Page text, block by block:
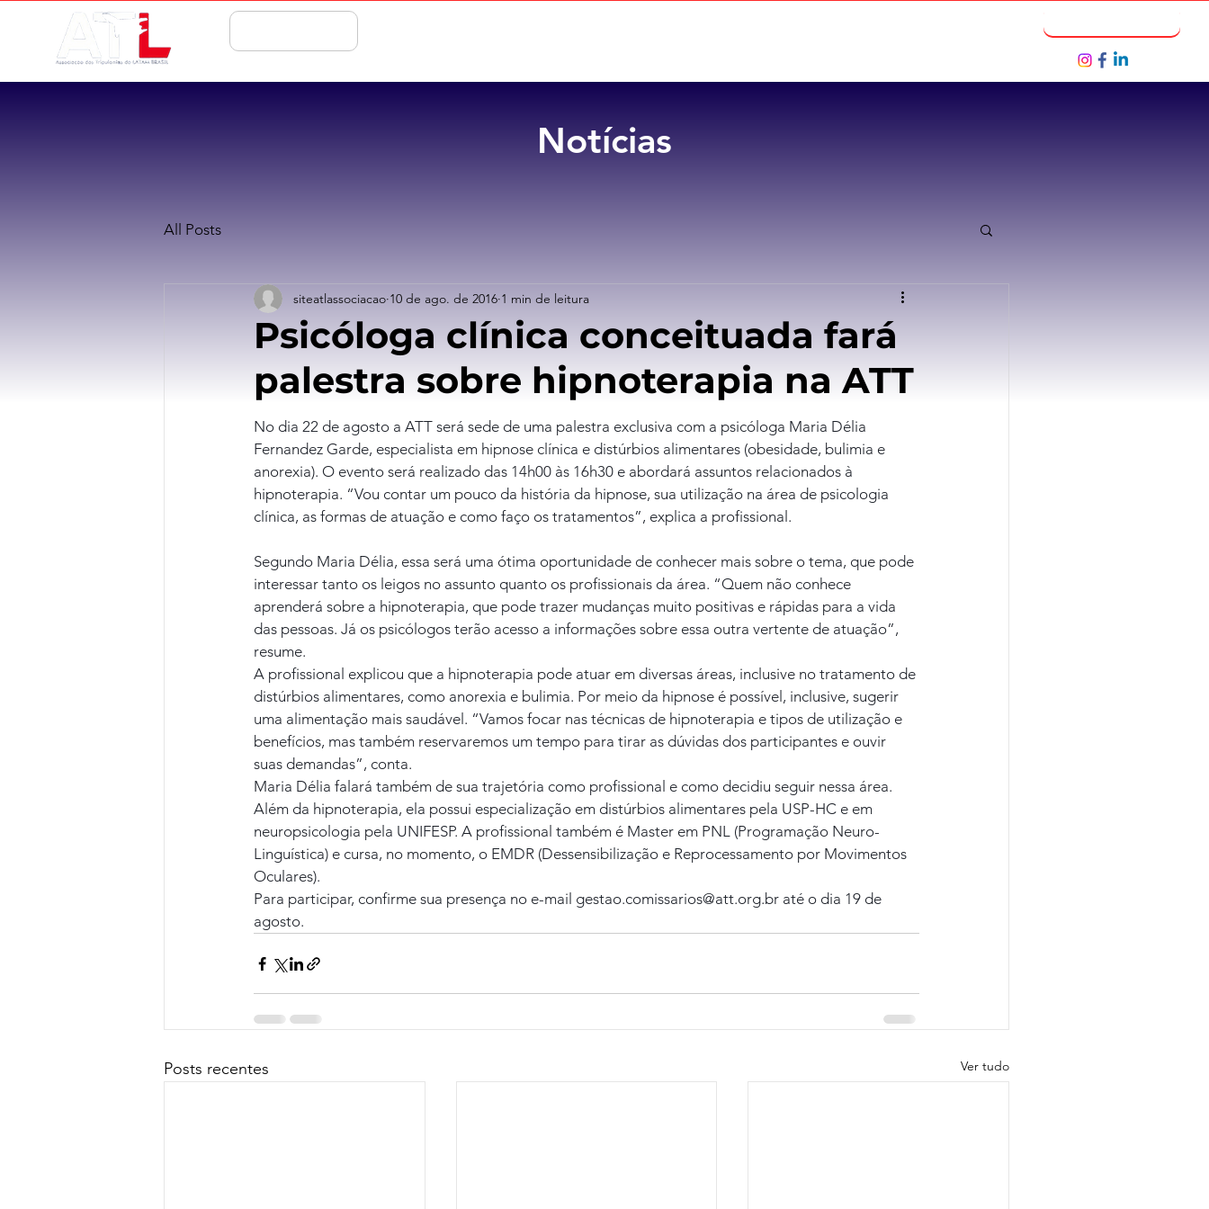
Notícias
All Posts
Psicóloga clínica conceituada fará
palestra sobre hipnoterapia na ATT
siteatlassociacao 10 de ago. de 2016 1 min de leitura
No dia 22 de agosto a ATT será sede de uma palestra exclusiva com a psicóloga Maria Délia
Fernandez Garde, especialista em hipnose clínica e distúrbios alimentares (obesidade, bulimia e
anorexia). O evento será realizado das 14h00 às 16h30 e abordará assuntos relacionados à
hipnoterapia. “Vou contar um pouco da história da hipnose, sua utilização na área de psicologia
clínica, as formas de atuação e como faço os tratamentos”, explica a profissional.
Segundo Maria Délia, essa será uma ótima oportunidade de conhecer mais sobre o tema, que pode
interessar tanto os leigos no assunto quanto os profissionais da área. “Quem não conhece
aprenderá sobre a hipnoterapia, que pode trazer mudanças muito positivas e rápidas para a vida
das pessoas. Já os psicólogos terão acesso a informações sobre essa outra vertente de atuação”,
resume.
A profissional explicou que a hipnoterapia pode atuar em diversas áreas, inclusive no tratamento de
distúrbios alimentares, como anorexia e bulimia. Por meio da hipnose é possível, inclusive, sugerir
uma alimentação mais saudável. “Vamos focar nas técnicas de hipnoterapia e tipos de utilização e
benefícios, mas também reservaremos um tempo para tirar as dúvidas dos participantes e ouvir
suas demandas”, conta.
Maria Délia falará também de sua trajetória como profissional e como decidiu seguir nessa área.
Além da hipnoterapia, ela possui especialização em distúrbios alimentares pela USP-HC e em
neuropsicologia pela UNIFESP. A profissional também é Master em PNL (Programação Neuro-
Linguística) e cursa, no momento, o EMDR (Dessensibilização e Reprocessamento por Movimentos
Oculares).
Para participar, confirme sua presença no e-mail gestao.comissarios@att.org.br até o dia 19 de
agosto.
Posts recentes Ver tudo